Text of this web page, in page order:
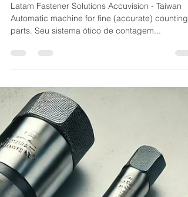
peças.
Latam Fastener Solutions Accuvision - Taiwan
parts. Seu sistema ótico de contagem...